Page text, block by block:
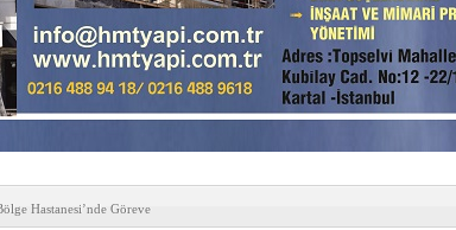
Hastanesi’nde Göreve